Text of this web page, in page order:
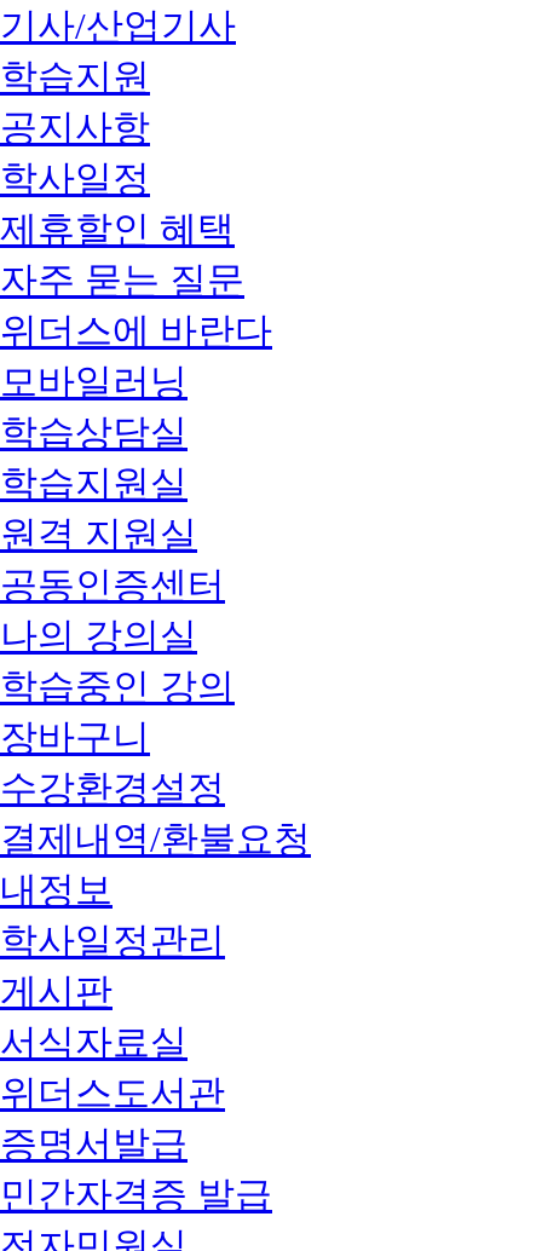
기사/산업기사
학습지원
공지사항
학사일정
제휴할인 혜택
자주 묻는 질문
위더스에 바란다
모바일러닝
학습상담실
학습지원실
원격 지원실
공동인증센터
나의 강의실
학습중인 강의
장바구니
수강환경설정
결제내역/환불요청
내정보
학사일정관리
게시판
서식자료실
위더스도서관
증명서발급
민간자격증 발급